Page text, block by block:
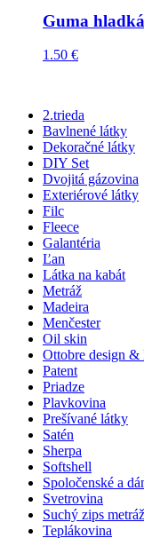
Guma
1.50 €
2.trieda
Bavlnené látky
Dekoračné látky
DIY Set
Dvojitá gázovina
Exteriérové látky
Filc
Fleece
Galantéria
Ľan
Látka na kabát
Metráž
Madeira
Menčester
Oil skin
Ottobre design
Patent
Priadze
Plavkovina
Prešívané látky
Satén
Sherpa
Softshell
Spoločenské a
Svetrovina
Suchý zips metráž
Teplákovina